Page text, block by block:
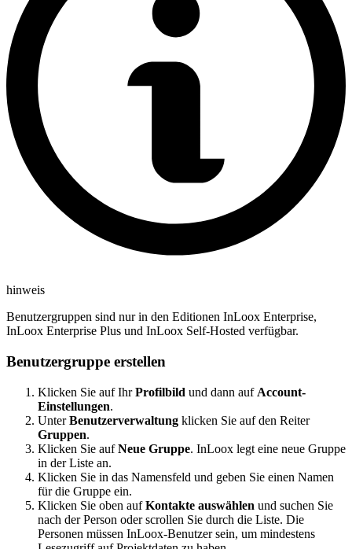
hinweis
Benutzergruppen sind nur in den Editionen InLoox Enterprise,
InLoox Enterprise Plus und InLoox Self-Hosted verfügbar.
Benutzergruppe erstellen
Klicken Sie auf IhrProfilbild und dann auf Account-
Einstellungen.
UnterBenutzerverwaltung klicken Sie auf den Reiter
Gruppen.
Klicken Sie aufNeue Gruppe. InLoox legt eine neue Gruppe
in der Liste an.
Klicken Sie in das Namensfeld und geben Sie einen Namen
für die Gruppe ein.
Klicken Sie oben aufKontakte auswählen und suchen Sie
nach der Person oder scrollen Sie durch die Liste. Die
Personen müssen InLoox-Benutzer sein, um mindestens